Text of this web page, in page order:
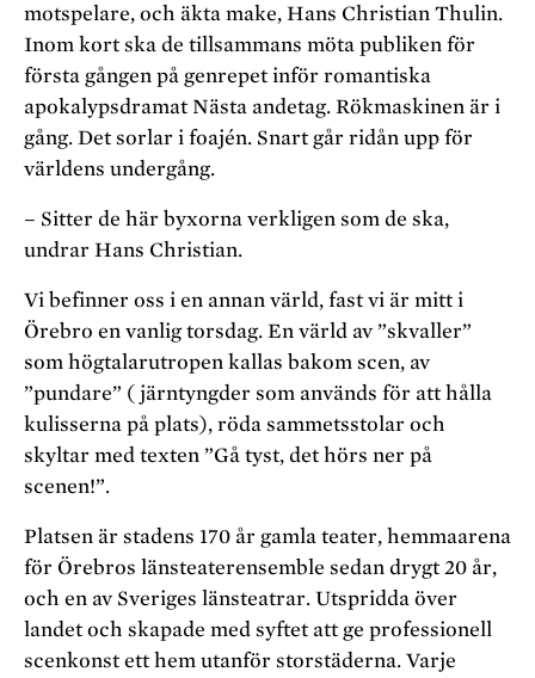
motspelare, och äkta make, Hans Christian Thulin.
Inom kort ska de till­sammans möta publiken för
första gången på genrepet inför romantiska
apokalypsdramat Nästa andetag. Rökmaskinen är i
gång. Det sorlar i foajén. Snart går ridån upp för
världens undergång.
– Sitter de här byxorna verkligen som de ska,
undrar Hans Christian.
Vi befinner oss i en annan värld, fast vi är mitt i
Örebro en vanlig torsdag. En värld av ”skvaller”
som högtalarutropen kallas bakom scen, av
”pundare” ( järntyngder som används för att hålla
kulisserna på plats), röda sammetsstolar och
skyltar med texten ”Gå tyst, det hörs ner på
scenen!”.
Platsen är stadens 170 år gamla teater, hemmaarena
för Örebros länsteaterensemble sedan drygt 20 år,
och en av Sveriges länsteatrar. Utspridda över
landet och skapade med syftet att ge professionell
scenkonst ett hem utanför storstäderna. Varje